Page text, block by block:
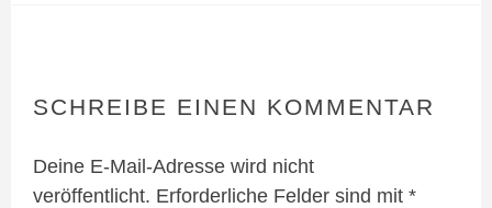
SCHREIBE EINEN KOMMENTAR
Deine E-Mail-Adresse wird nicht
veröffentlicht. Erforderliche Felder sind mit*